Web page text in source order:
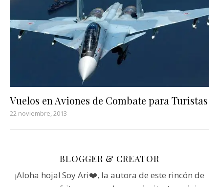
Vuelos en Aviones de Combate para Turistas
22 noviembre, 2013
BLOGGER & CREATOR
¡Aloha hoja! Soy Ari❤️, la autora de este rincón de